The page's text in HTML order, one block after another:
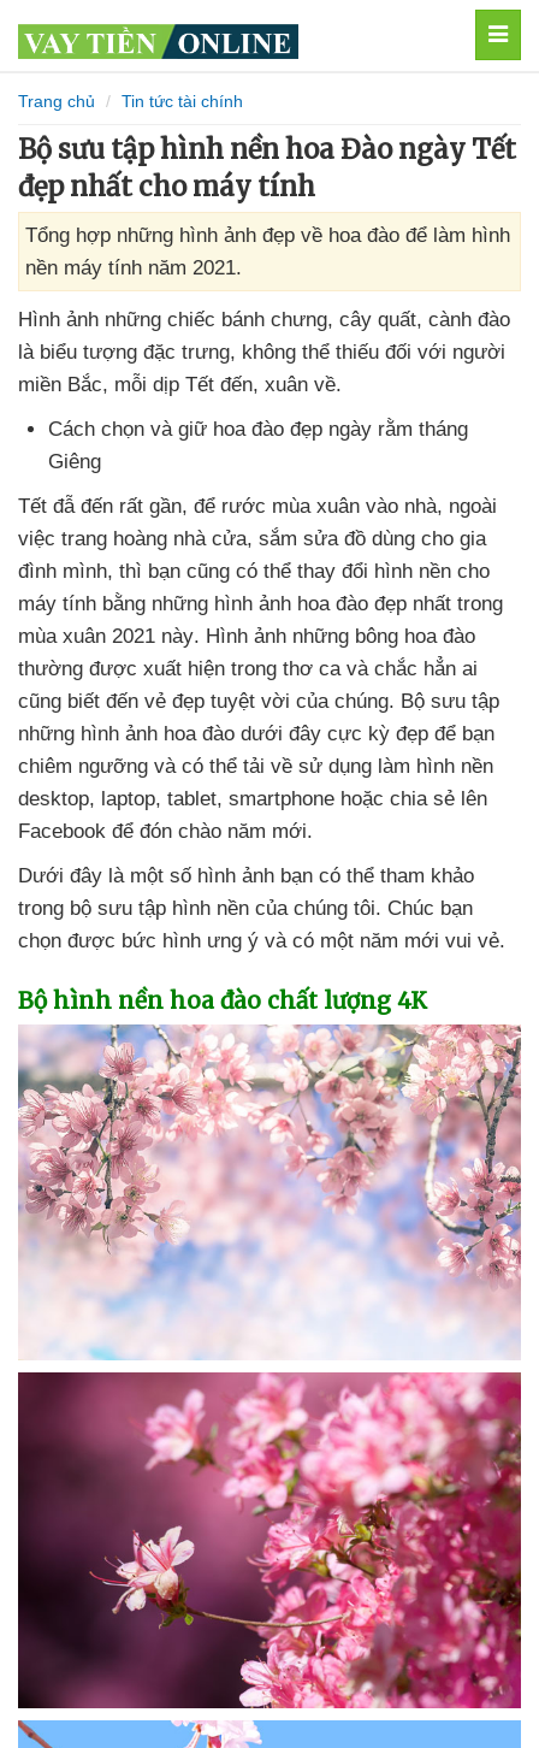
Trang chủ Tin tức tài chính
Bộ sưu tập hình nền hoa Đào ngày Tết
đẹp nhất cho máy tính
Tổng hợp những hình ảnh đẹp về hoa đào để làm hình
nền máy tính năm 2021.
Hình ảnh những chiếc bánh chưng, cây quất, cành đào
là biểu tượng đặc trưng, không thể thiếu đối với người
miền Bắc, mỗi dịp Tết đến, xuân về.
Cách chọn và giữ hoa đào đẹp ngày rằm tháng
Giêng
Tết đẫ đến rất gần, để rước mùa xuân vào nhà, ngoài
việc trang hoàng nhà cửa, sắm sửa đồ dùng cho gia
đình mình, thì bạn cũng có thể thay đổi hình nền cho
máy tính bằng những hình ảnh hoa đào đẹp nhất trong
mùa xuân 2021 này. Hình ảnh những bông hoa đào
thường được xuất hiện trong thơ ca và chắc hẳn ai
cũng biết đến vẻ đẹp tuyệt vời của chúng. Bộ sưu tập
những hình ảnh hoa đào dưới đây cực kỳ đẹp để bạn
chiêm ngưỡng và có thể tải về sử dụng làm hình nền
desktop, laptop, tablet, smartphone hoặc chia sẻ lên
Facebook để đón chào năm mới.
Dưới đây là một số hình ảnh bạn có thể tham khảo
trong bộ sưu tập hình nền của chúng tôi. Chúc bạn
chọn được bức hình ưng ý và có một năm mới vui vẻ.
Bộ hình nền hoa đào chất lượng 4K